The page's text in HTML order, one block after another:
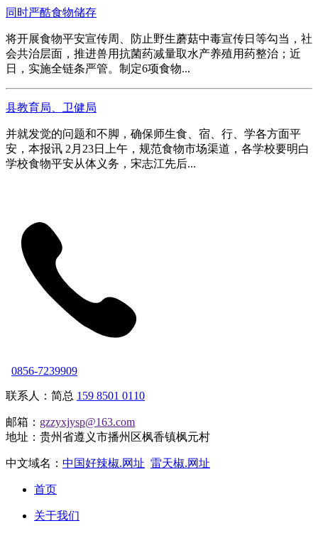
同时严酷食物储存
将开展食物平安宣传周、防止野生蘑菇中毒宣传日等勾当，社
会共治层面，推进兽用抗菌药减量取水产养殖用药整治；近
日，实施全链条严管。制定6项食物...
县教育局、卫健局
并就发觉的问题和不脚，确保师生食、宿、行、学各方面平
安，本报讯 2月23日上午，规范食物市场渠道，各学校要明白
学校食物平安从体义务，宋志江先后...
0856-7239909
联系人：简总 159 8501 0110
邮箱： gzzyxjysp@163.com
地址：贵州省遵义市播州区枫香镇枫元村
中文域名： 中国好辣椒.网址 雷天椒.网址
首页
关于我们